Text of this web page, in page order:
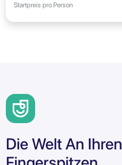
Startpreis pro Person
Die Welt An Ihren